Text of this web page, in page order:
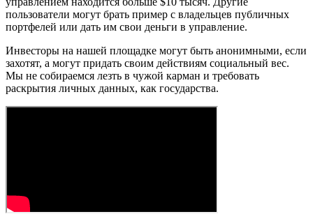
пользователи могут брать пример с владельцев публичных
портфелей или дать им свои деньги в управление.
Инвесторы на нашей площадке могут быть анонимными, если
захотят, а могут придать своим действиям социальный вес.
Мы не собираемся лезть в чужой карман и требовать
раскрытия личных данных, как государства.